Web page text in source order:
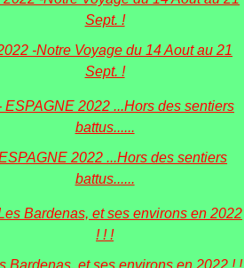
-Notre Voyage du 14 Aout au 21
Sept. !
2022 ...Hors des sentiers
battus......
Bardenas, et ses environs en 2022 ! !